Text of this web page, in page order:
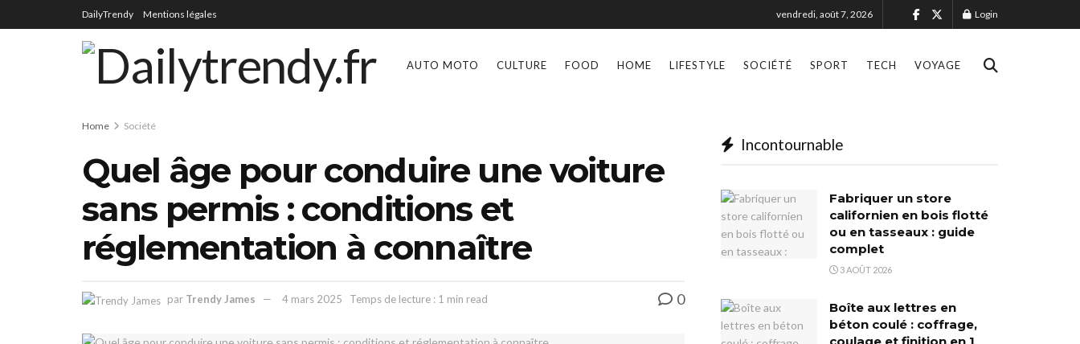
DailyTrendy Mentions légales vendredi, août 7, 2026 Login
AUTO MOTO CULTURE FOOD HOME LIFESTYLE SOCIÉTÉ SPORT TECH VOYAGE
Home Société
Quel âge pour conduire une voiture
sans permis : conditions et
réglementation à connaître
par Trendy James 4 mars 2025 Temps de lecture : 1 min read 0
Incontournable
Fabriquer un store
californien en bois flotté
ou en tasseaux : guide
complet
3 AOÛT 2026
Boîte aux lettres en
béton coulé : coffrage,